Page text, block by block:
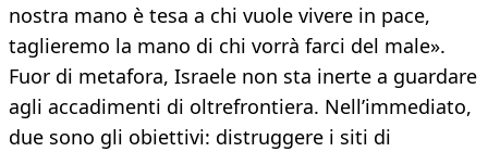
nostra mano è tesa a chi vuole vivere in pace,
taglieremo la mano di chi vorrà farci del male».
Fuor di metafora, Israele non sta inerte a guardare
agli accadimenti di oltrefrontiera. Nell’immediato,
due sono gli obiettivi: distruggere i siti di